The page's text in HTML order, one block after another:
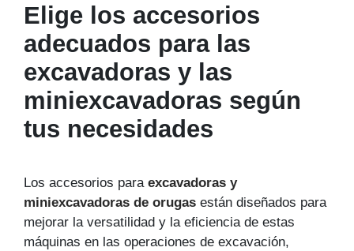
Elige los accesorios
adecuados para las
excavadoras y las
miniexcavadoras según
tus necesidades
Los accesorios para excavadoras y
miniexcavadoras de orugas están diseñados para
mejorar la versatilidad y la eficiencia de estas
máquinas en las operaciones de excavación,